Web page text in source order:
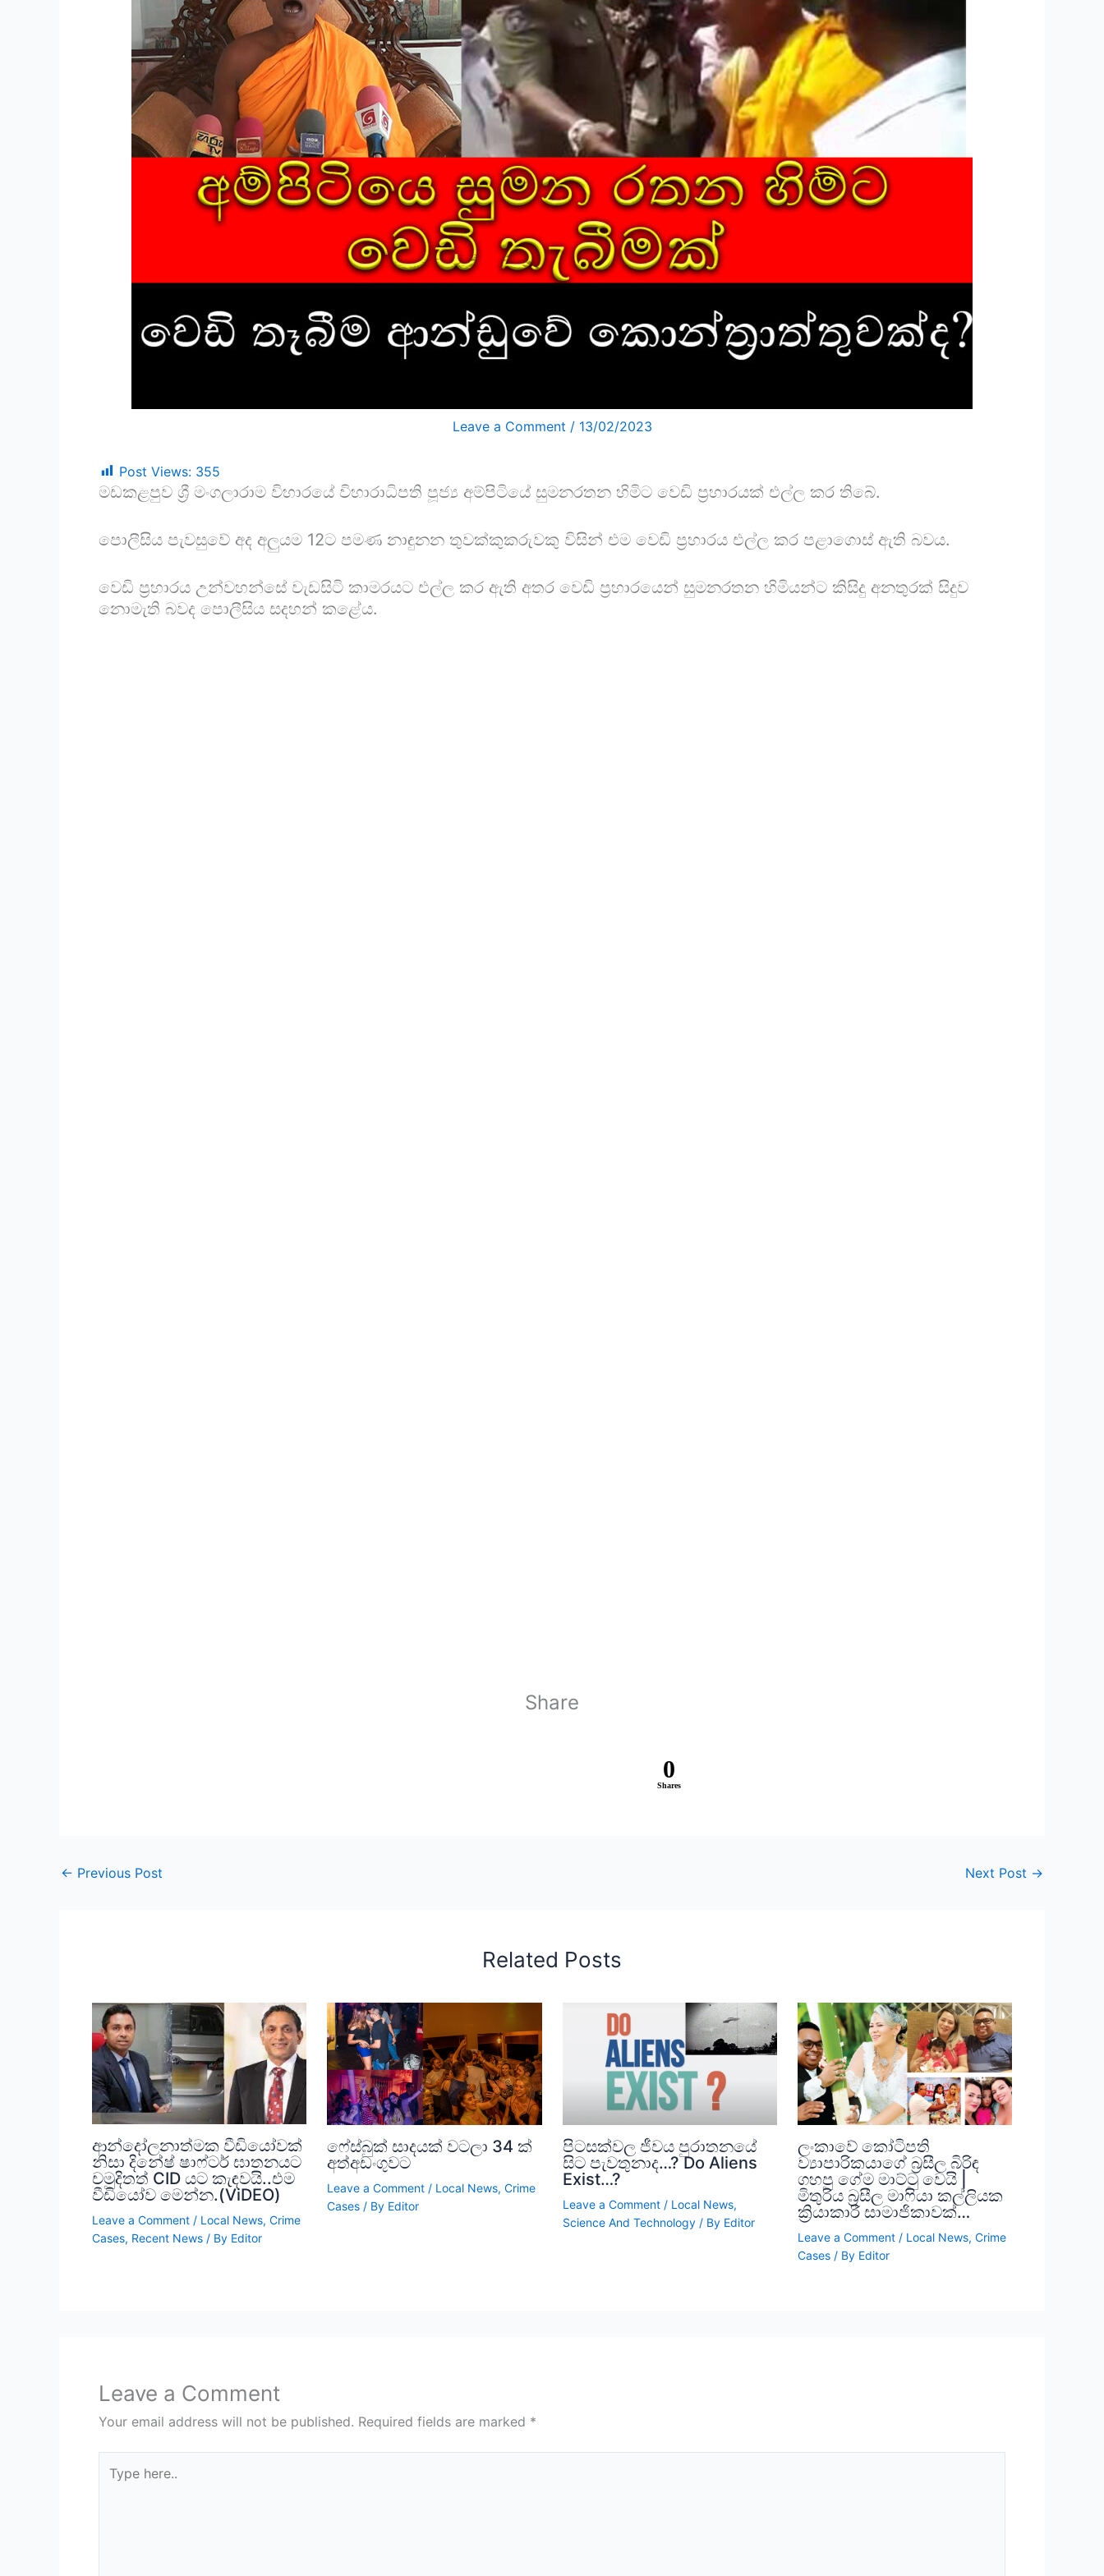
Leave a Comment / 13/02/2023
Post Views: 355
මඩකළපුව ශ්‍රී මංගලාරාම විහාරයේ විහාරාධිපති පූජ්‍ය අම්පිටියේ සුමනරතන හිමිට වෙඩි ප්‍රහාරයක් එල්ල කර තිබේ.
පොලීසිය පැවසුවේ අද අලුයම 12ට පමණ නාඳුනන තුවක්කුකරුවකු විසින් එම වෙඩි ප්‍රහාරය එල්ල කර පළාගොස් ඇති බවය.
වෙඩි ප්‍රහාරය උන්වහන්සේ වැඩසිටි කාමරයට එල්ල කර ඇති අතර වෙඩි ප්‍රහාරයෙන් සුමනරතන හිමියන්ට කිසිදු අනතුරක් සිදුව
නොමැති බවද පොලීසිය සදහන් කළේය.
Share
0
Shares
← Previous Post Next Post →
Related Posts
ආන්දෝලනාත්මක වීඩියෝවක්
නිසා දිනේෂ් ෂාෆ්ටර් ඝාතනයට
චමුදිතත් CID යට කැඳවයි..එම
වීඩියෝව මෙන්න.(ViDEO)
Leave a Comment / Local News, Crime
Cases, Recent News / By Editor
ෆේස්බුක් සාදයක් වටලා 34 ක්
අත්අඩංගුවට
Leave a Comment / Local News,Crime
Cases / By Editor
පිටසක්වල ජීවය පුරාතනයේ
සිට පැවතුනාද…? Do Aliens
Exist…?
Leave a Comment / Local News,
Science And Technology/ By Editor
ලංකාවේ කෝටිපති
ව්‍යාපාරිකයාගේ බ්‍රසීල බිරිඳ
ගහපු ගේම මාට්ටු වෙයි |
මිතුරිය බ්‍රසීල මාෆියා කල්ලියක
ක්‍රියාකාරී සාමාජිකාවක්…
Leave a Comment / Local News, Crime
Cases/ By Editor
Leave a Comment
Your email address will not be published. Required fields are marked *
here..